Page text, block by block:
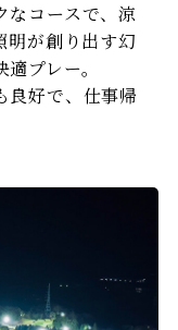
なコースで、涼
明が創り出す幻
プレー。
良好で、仕事帰